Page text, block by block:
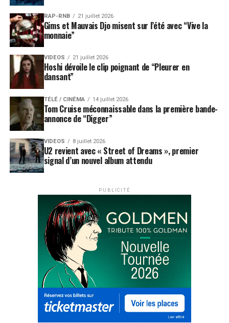
RAP-RNB 21 juillet 2026
Gims et Mauvais Djo misent sur l’été avec “Vive la
monnaie”
VIDEOS 21 juillet 2026
Hoshi dévoile le clip poignant de “Pleurer en
dansant”
TÉLÉ / CINÉMA 14 juillet 2026
Tom Cruise méconnaissable dans la première bande-
annonce de “Digger”
VIDEOS 8 juillet 2026
U2 revient avec « Street of Dreams », premier
signal d’un nouvel album attendu
PUBLICITÉ